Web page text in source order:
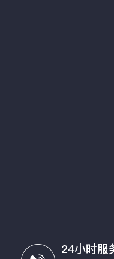
24小时服